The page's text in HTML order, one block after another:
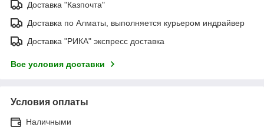
Доставка "Казпочта"
Доставка по Алматы, выполняется курьером индрайвер
Доставка "РИКА" экспресс доставка
Все условия доставки
Условия оплаты
Наличными